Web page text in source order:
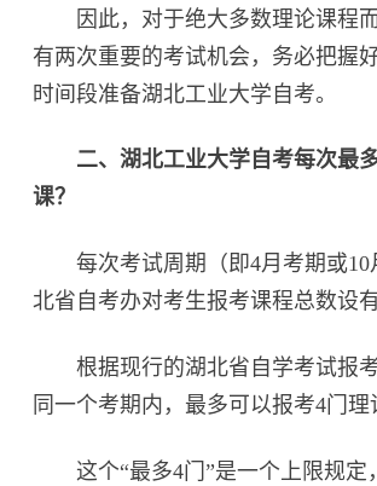
因此，对于绝大多数理论课程
有两次重要的考试机会，务必把握
时间段准备湖北工业大学自考。
二、湖北工业大学自考每次最多
课？‌
每次考试周期（即4月考期或10
北省自考办对考生报考课程总数设
根据现行的湖北省自学考试报
同一个考期内，最多可以报考4门理
这个“最多4门”是一个上限规定